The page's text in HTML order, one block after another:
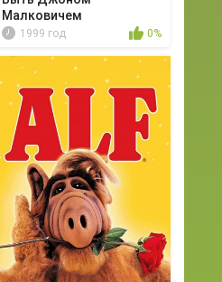
Малковичем
1999 год 0%